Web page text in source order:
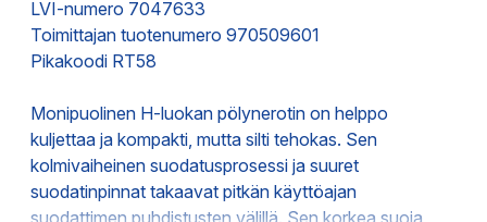
LVI-numero 7047633
Toimittajan tuotenumero 970509601
Pikakoodi RT58
Monipuolinen H-luokan pölynerotin on helppo
kuljettaa ja kompakti, mutta silti tehokas. Sen
kolmivaiheinen suodatusprosessi ja suuret
suodatinpinnat takaavat pitkän käyttöajan
suodattimen puhdistusten välillä. Sen korkea suoja